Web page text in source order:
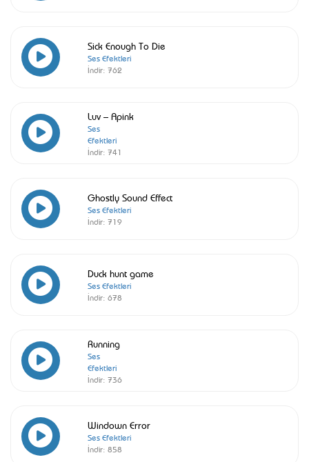
Sick Enough To Die
Ses Efektleri
İndir: 762
Luv – Apink
Ses
Efektleri
İndir: 741
Ghostly Sound Effect
Ses Efektleri
İndir: 719
Duck hunt game
Ses Efektleri
İndir: 678
Running
Ses
Efektleri
İndir: 736
Windown Error
Ses Efektleri
İndir: 858